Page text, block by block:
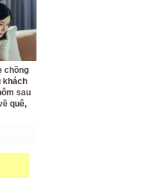
chồng
khách
sau
quê,